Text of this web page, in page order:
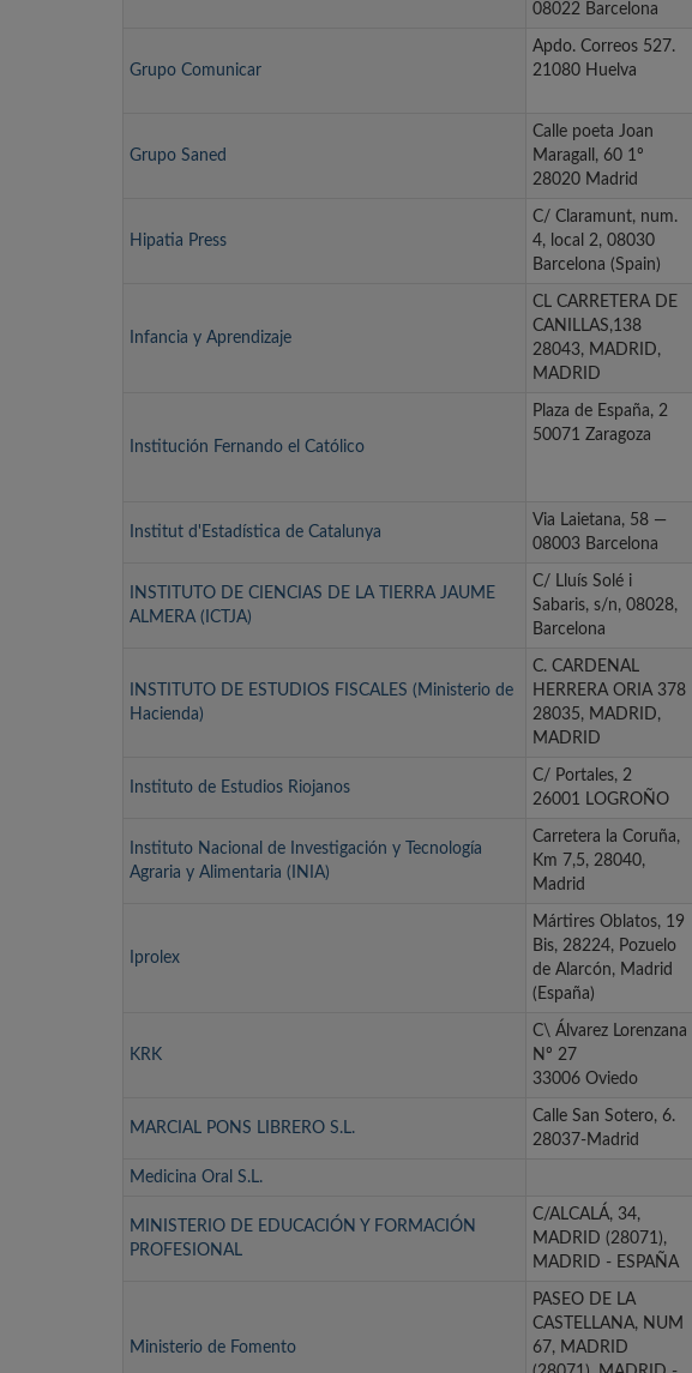
08022 Barcelona
Grupo Comunicar
Apdo. Correos 527.
21080 Huelva
Grupo Saned
Calle poeta Joan
Maragall, 60 1º
28020 Madrid
Hipatia Press
C/ Claramunt, num.
4, local 2, 08030
Barcelona (Spain)
Infancia y Aprendizaje
CL CARRETERA DE
CANILLAS,138
28043, MADRID,
MADRID
Institución Fernando el Católico
Plaza de España, 2
50071 Zaragoza
Institut d'Estadística de Catalunya
Via Laietana, 58 —
08003 Barcelona
INSTITUTO DE CIENCIAS DE LA TIERRA JAUME
ALMERA (ICTJA)
C/ Lluís Solé i
Sabaris, s/n, 08028,
Barcelona
INSTITUTO DE ESTUDIOS FISCALES (Ministerio de
Hacienda)
C. CARDENAL
HERRERA ORIA 378
28035, MADRID,
MADRID
Instituto de Estudios Riojanos
C/ Portales, 2
26001 LOGROÑO
Instituto Nacional de Investigación y Tecnología
Agraria y Alimentaria (INIA)
Carretera la Coruña,
Km 7,5, 28040,
Madrid
Iprolex
Mártires Oblatos, 19
Bis, 28224, Pozuelo
de Alarcón, Madrid
(España)
KRK
C\ Álvarez Lorenzana
Nº 27
33006 Oviedo
MARCIAL PONS LIBRERO S.L.
Calle San Sotero, 6.
28037-Madrid
Medicina Oral S.L.
MINISTERIO DE EDUCACIÓN Y FORMACIÓN
PROFESIONAL
C/ALCALÁ, 34,
MADRID (28071),
MADRID - ESPAÑA
Ministerio de Fomento
PASEO DE LA
CASTELLANA, NUM
67, MADRID